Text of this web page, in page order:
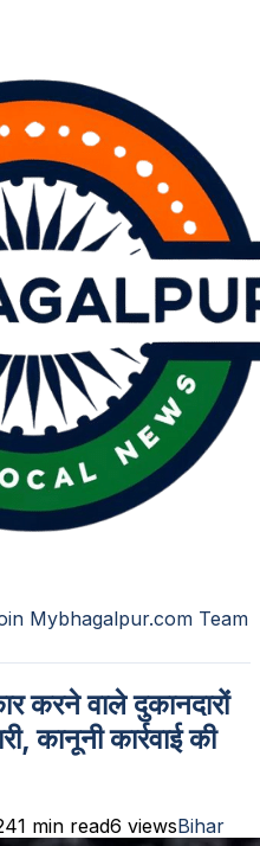
Mybhagalpur.com Team
करने वाले दुकानदारों
कानूनी कार्रवाई की
1 min read6 viewsBihar